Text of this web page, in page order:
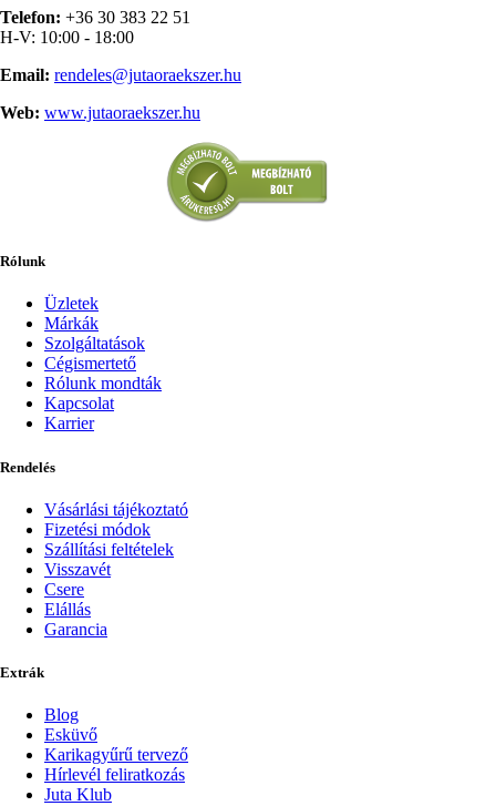
Telefon: +36 30 383 22 51
H-V: 10:00 - 18:00
Email: rendeles@jutaoraekszer.hu
Web: www.jutaoraekszer.hu
Rólunk
Üzletek
Márkák
Szolgáltatások
Cégismertető
Rólunk mondták
Kapcsolat
Karrier
Rendelés
Vásárlási tájékoztató
Fizetési módok
Szállítási feltételek
Visszavét
Csere
Elállás
Garancia
Extrák
Blog
Esküvő
Karikagyűrű tervező
Hírlevél feliratkozás
Juta Klub